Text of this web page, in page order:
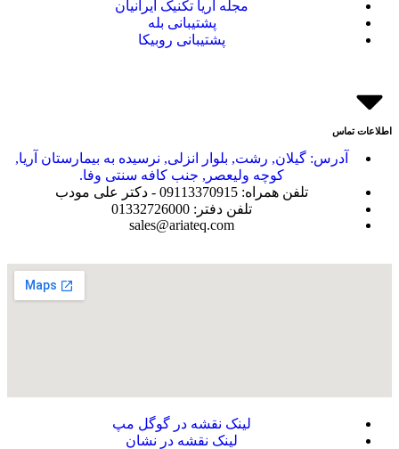
مجله آریا تکنیک ایرانیان
پشتیبانی بله
پشتیبانی روبیکا
اطلاعات تماس
آدرس: گیلان, رشت, بلوار انزلی, نرسیده به بیمارستان آریا,
کوچه ولیعصر, جنب کافه سنتی وفا.
تلفن همراه: 09113370915 - دکتر علی مودب
تلفن دفتر: 01332726000
sales@ariateq.com
لینک نقشه در گوگل مپ
لینک نقشه در نشان